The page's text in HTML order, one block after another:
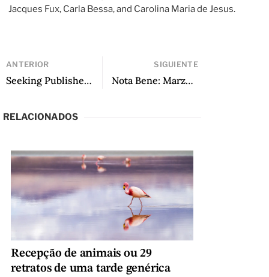
Jacques Fux, Carla Bessa, and Carolina Maria de Jesus.
ANTERIOR
Seeking Publisher: from Guerrilla Blooms, translated by Edith Adams
SIGUIENTE
Nota Bene: Marzo 2023 por LALT Team
RELACIONADOS
Recepção de animais ou 29
retratos de uma tarde genérica